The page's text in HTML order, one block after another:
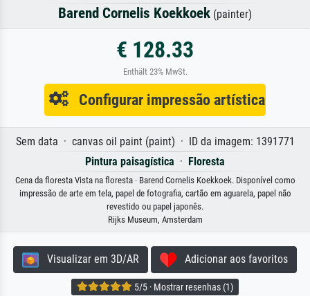
Barend Cornelis Koekkoek (painter)
€ 128.33
Enthält 23% MwSt.
Configurar impressão artística
Sem data · canvas oil paint (paint) · ID da imagem: 1391771
Pintura paisagística · Floresta
Cena da floresta Vista na floresta · Barend Cornelis Koekkoek. Disponível como
impressão de arte em tela, papel de fotografia, cartão em aguarela, papel não
revestido ou papel japonês.
Rijks Museum, Amsterdam
Visualizar em 3D/AR Adicionar aos favoritos
5/5 · Mostrar resenhas (1)